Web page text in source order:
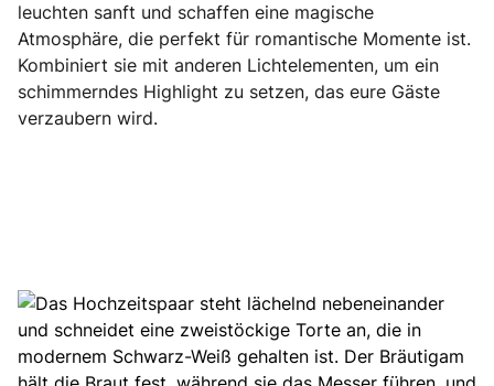
leuchten sanft und schaffen eine magische
Atmosphäre, die perfekt für romantische Momente ist.
Kombiniert sie mit anderen Lichtelementen, um ein
schimmerndes Highlight zu setzen, das eure Gäste
verzaubern wird.